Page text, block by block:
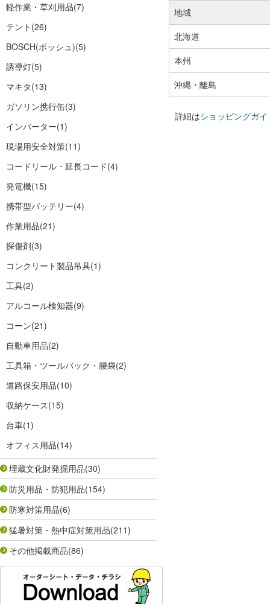
軽作業・草刈用品(7)
テント (26)
BOSCH(ボッシュ)(5)
誘導灯(5)
マキタ(13)
ガソリン携行缶(3)
インバーター(1)
現場用安全対策(11)
コードリール・延長コード(4)
発電機(15)
携帯型バッテリー(4)
作業用品(21)
探傷剤(3)
コンクリート製品吊具(1)
工具(2)
アルコール検知器(9)
コーン(21)
自動車用品(2)
工具箱・ツールバック・腰袋(2)
道路保安用品(10)
収納ケース(15)
台車(1)
オフィス用品(14)
埋蔵文化財発掘用品(30)
防災用品・防犯用品(154)
防寒対策用品(6)
猛暑対策・熱中症対策用品(211)
その他掲載商品(86)
地域
北海道
本州
沖縄・離島
詳細はショッピングガイ